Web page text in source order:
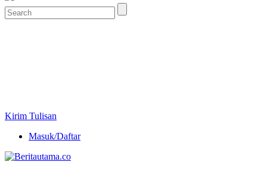
Kirim Tulisan
Masuk/Daftar